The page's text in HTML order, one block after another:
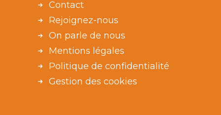
Contact
Rejoignez-nous
On parle de nous
Mentions légales
Politique de confidentialité
Gestion des cookies